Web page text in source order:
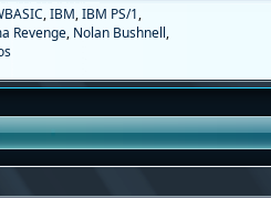
,IBM,IBM PS/1,
Revenge, Nolan Bushnell,